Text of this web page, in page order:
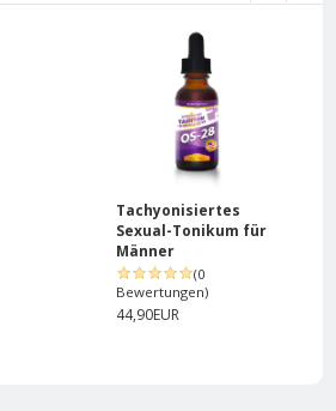
Tachyonisiertes
Sexual-Tonikum für
Männer
(0
Bewertungen)
44,90EUR